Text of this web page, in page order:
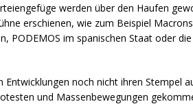
werden über den Haufen
erschienen, wie zum Beispiel
PODEMOS im spanischen Staat oder
Entwicklungen noch nicht ihren Stempel
und Massenbewegungen